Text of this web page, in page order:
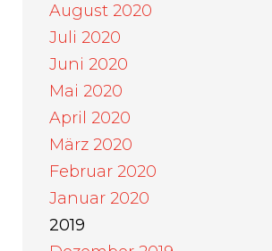
August 2020
Juli 2020
Juni 2020
Mai 2020
April 2020
März 2020
Februar 2020
Januar 2020
2019